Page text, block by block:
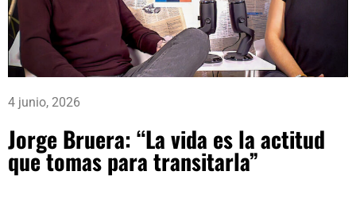
4 junio, 2026
Jorge Bruera: “La vida es la actitud
que tomas para transitarla”